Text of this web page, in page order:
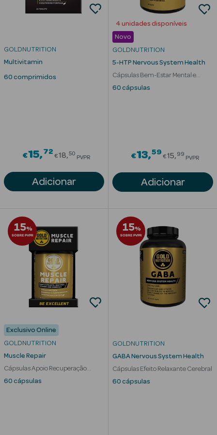
Ver Tudo
Estética
- Beauty
GOLDNUTRITION
Multivitamin
60 comprimidos
€15 72Price reduced from
€18 50
PVPR
Adicionar
4 unidades disponíveis
Novo
GOLDNUTRITION
5-HTP Nervous System Health
Cápsulas Bem-Estar Mental e
Nervoso
60 cápsulas
€13 59Price
€15 99
PVPR
Adicionar
15%
SOBRE PVPR
Exclusivo Online
GOLDNUTRITION
Muscle Repair
Cápsulas Apoio Recuperação
Muscular
60 cápsulas
15%
SOBRE PVPR
GOLDNUTRITION
GABA Nervous System Health
Cápsulas Efeito Relaxante Cerebral
60 cápsulas